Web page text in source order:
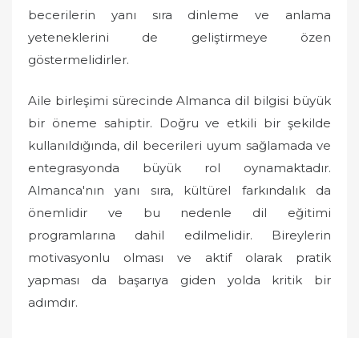
becerilerin yanı sıra dinleme ve anlama
yeteneklerini de geliştirmeye özen
göstermelidirler.
Aile birleşimi sürecinde Almanca dil bilgisi büyük
bir öneme sahiptir. Doğru ve etkili bir şekilde
kullanıldığında, dil becerileri uyum sağlamada ve
entegrasyonda büyük rol oynamaktadır.
Almanca'nın yanı sıra, kültürel farkındalık da
önemlidir ve bu nedenle dil eğitimi
programlarına dahil edilmelidir. Bireylerin
motivasyonlu olması ve aktif olarak pratik
yapması da başarıya giden yolda kritik bir
adımdır.